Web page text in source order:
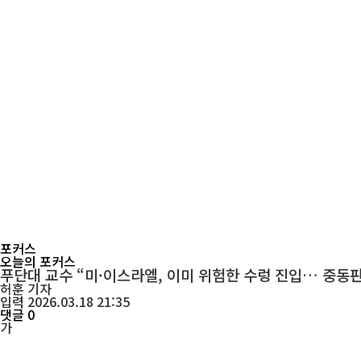
포커스
오늘의 포커스
푸단대 교수 “미·이스라엘, 이미 위험한 수렁 진입… 중동
허훈기자
입력 2026.03.18 21:35
댓글 0
가